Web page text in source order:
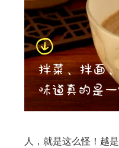
人，就是这么怪！越